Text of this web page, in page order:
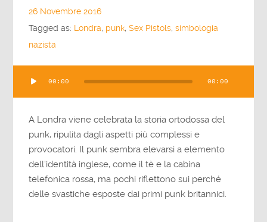
26 Novembre 2016
Tagged as: Londra, punk,Sex Pistols,simbologia
nazista
Player
00:00 00:00
A Londra viene celebrata la storia ortodossa del
punk, ripulita dagli aspetti più complessi e
provocatori. Il punk sembra elevarsi a elemento
dell'identità inglese, come il tè e la cabina
telefonica rossa, ma pochi riflettono sui perché
delle svastiche esposte dai primi punk britannici.